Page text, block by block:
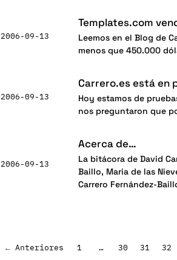
2006-09-13
Templates.com
Leemos en el Blog de
menos que 450.000
2006-09-13
Carrero.es está en
Hoy estamos de
nos preguntaron que
2006-09-13
Acerca de…
La bitácora de David
Baillo, Maria de las
Carrero Fernández-
Paginación
← Anteriores 1 … 30 31 32